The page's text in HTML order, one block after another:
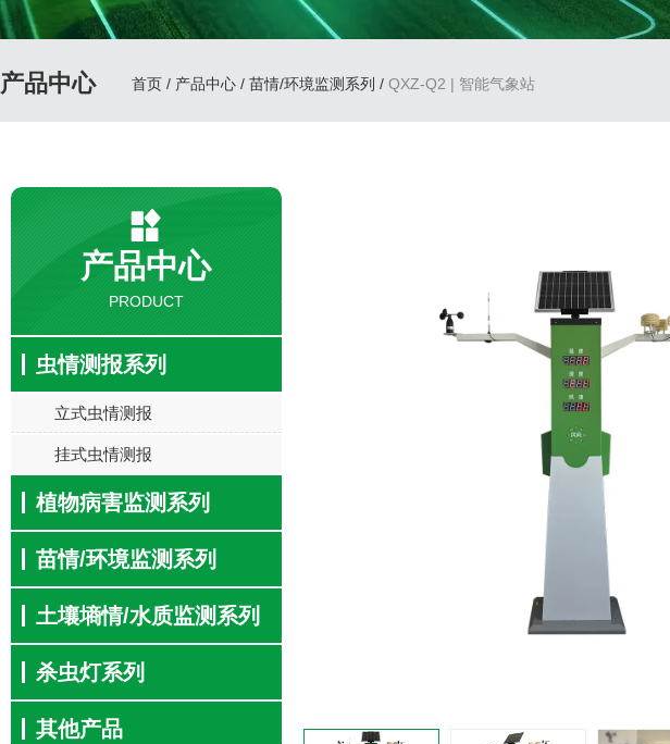
产品中心 首页 / 产品中心 / 苗情/环境监测系列 / QXZ-Q2 | 智能气象站
产品中心
PRODUCT
虫情测报系列
立式虫情测报
挂式虫情测报
植物病害监测系列
苗情/环境监测系列
土壤墒情/水质监测系列
杀虫灯系列
其他产品